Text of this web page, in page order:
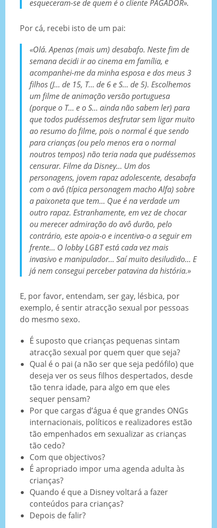
esqueceram-se de quem é o cliente PAGADOR».
Por cá, recebi isto de um pai:
«Olá. Apenas (mais um) desabafo. Neste fim de
semana decidi ir ao cinema em família, e
acompanhei-me da minha esposa e dos meus 3
filhos (J… de 15, T… de 6 e S… de 5). Escolhemos
um filme de animação versão portuguesa
(porque o T… e o S… ainda não sabem ler) para
que todos pudéssemos desfrutar sem ligar muito
ao resumo do filme, pois o normal é que sendo
para crianças (ou pelo menos era o normal
noutros tempos) não teria nada que pudéssemos
censurar. Filme da Disney… Um dos
personagens, jovem rapaz adolescente, desabafa
com o avô (típica personagem macho Alfa) sobre
a paixoneta que tem… Que é na verdade um
outro rapaz. Estranhamente, em vez de chocar
ou merecer admiração do avô durão, pelo
contrário, este apoia-o e incentiva-o a seguir em
frente… O lobby LGBT está cada vez mais
invasivo e manipulador… Saí muito desiludido… E
já nem consegui perceber patavina da história.»
E, por favor, entendam, ser gay, lésbica, por
exemplo, é sentir atracção sexual por pessoas
do mesmo sexo.
É suposto que crianças pequenas sintam
atracção sexual por quem quer que seja?
Qual é o pai (a não ser que seja pedófilo) que
deseja ver os seus filhos despertados, desde
tão tenra idade, para algo em que eles
sequer pensam?
Por que cargas d’água é que grandes ONGs
internacionais, políticos e realizadores estão
tão empenhados em sexualizar as crianças
tão cedo?
Com que objectivos?
É apropriado impor uma agenda adulta às
crianças?
Quando é que a Disney voltará a fazer
conteúdos para crianças?
Depois de falir?